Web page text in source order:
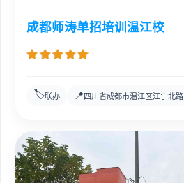
成都师涛单招培训温江校
🏷️联办 📍四川省成都市温江区江宁北路